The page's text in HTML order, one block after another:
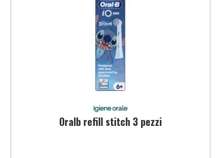
Igiene orale
Oralb refill stitch 3 pezzi